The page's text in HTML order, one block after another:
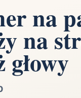
dziecka
okazje
i wesele
na
na
głowy